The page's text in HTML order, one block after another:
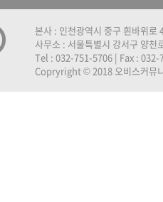
본사 : 인천광역시 중구 흰바위
사무소 : 서울특별시 강서구 양천
Tel : 032-751-5706 | Fax :
Copryright © 2018 오비스커뮤